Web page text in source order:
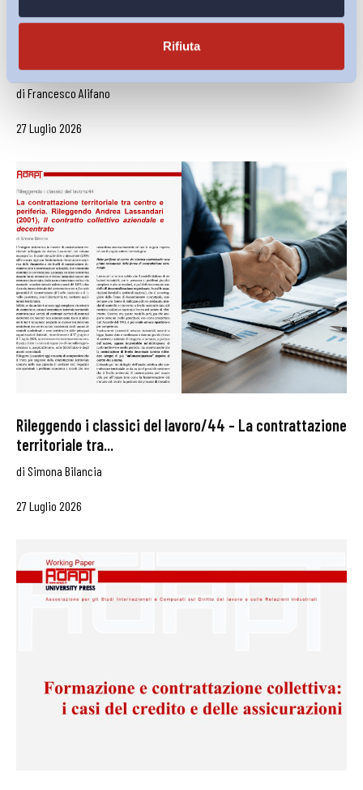
Rifiuta
Partecipazione gestionale e regolamento unilaterale
dell’impresa: una nuova pronuncia sul...
di Francesco Alifano
27 Luglio 2026
Rileggendo i classici del lavoro/44 – La contrattazione
territoriale tra...
di Simona Bilancia
27 Luglio 2026